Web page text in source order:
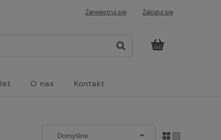
Zarejestruj się Zaloguj się
O nas Kontakt